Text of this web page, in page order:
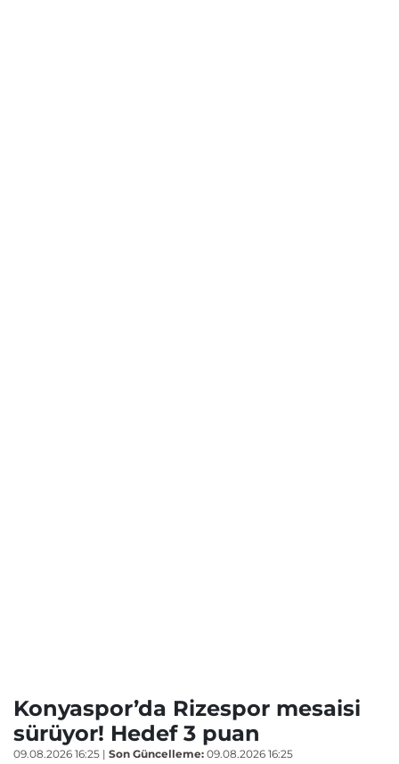
Konyaspor’da Rizespor mesaisi
sürüyor! Hedef 3 puan
09.08.2026 16:25 | Son Güncelleme: 09.08.2026 16:25